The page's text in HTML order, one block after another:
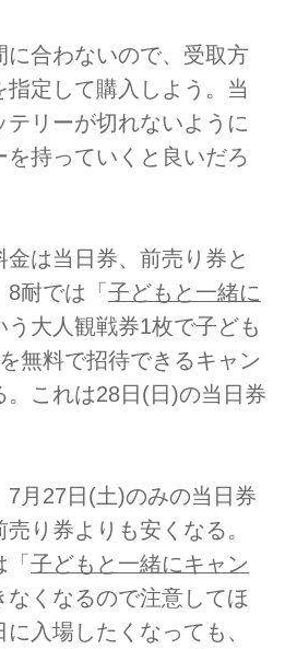
に合わないので、受取方
定して購入しよう。当
テリーが切れないように
持っていくと良いだろ
金は当日券、前売り券と
耐では「 子どもと一緒に
う大人観戦券1枚で子ども
無料で招待できるキャン
これは28日(日)の当日券
月27日(土)のみの当日券
り券よりも安くなる。
子どもと一緒にキャン
なくなるので注意してほ
入場したくなっても、